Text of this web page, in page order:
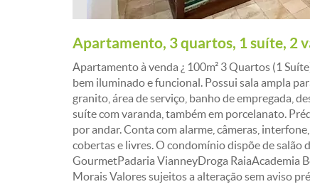
Apartamento, 3 quartos, 1 suíte, 2
Apartamento à venda ¿ 100m² 3 Quartos (1
bem iluminado e funcional. Possui sala ampla
granito, área de serviço, banho de empregada,
suíte com varanda, também em porcelanato.
por andar. Conta com alarme, câmeras,
cobertas e livres. O condomínio dispõe de salão
GourmetPadaria VianneyDroga RaiaAcademia
Morais Valores sujeitos a alteração sem aviso